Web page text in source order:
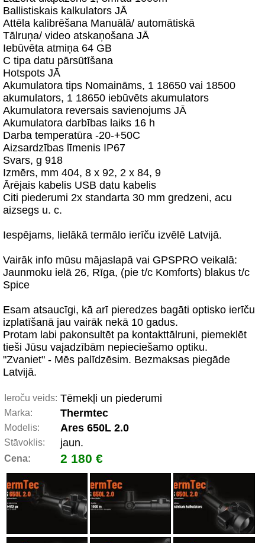
Ballistiskais kalkulators JĀ
Attēla kalibrēšana Manuālā/ automātiskā
Tālruņa/ video atskaņošana JĀ
Iebūvēta atmiņa 64 GB
C tipa datu pārsūtīšana
Hotspots JĀ
Akumulatora tips Nomaināms, 1 18650 vai 18500
akumulators, 1 18650 iebūvēts akumulators
Akumulatora reversais savienojums JĀ
Akumulatora darbības laiks 16 h
Darba temperatūra -20-+50C
Aizsardzības līmenis IP67
Svars, g 918
Izmērs, mm 404, 8 x 92, 2 x 84, 9
Ārējais kabelis USB datu kabelis
Citi piederumi 2x standarta 30 mm gredzeni, acu
aizsegs u. c.
Iespējams, lielākā termālo ierīču izvēlē Latvijā.
Vairāk info mūsu mājaslapā vai GPSPRO veikalā:
Jaunmoku ielā 26, Rīga, (pie t/c Komforts) blakus t/c
Spice
Esam atsaucīgi, kā arī pieredzes bagāti optisko ierīču
izplatīšanā jau vairāk nekā 10 gadus.
Protam labi pakonsultēt pa kontakttālruni, piemeklēt
tieši Jūsu vajadzībām nepieciešamo optiku.
"Zvaniet" - Mēs palīdzēsim. Bezmaksas piegāde
Latvijā.
Ieroču veids: Tēmekļi un piederumi
Marka: Thermtec
Modelis: Ares 650L 2.0
Stāvoklis: jaun.
Cena: 2 180 €